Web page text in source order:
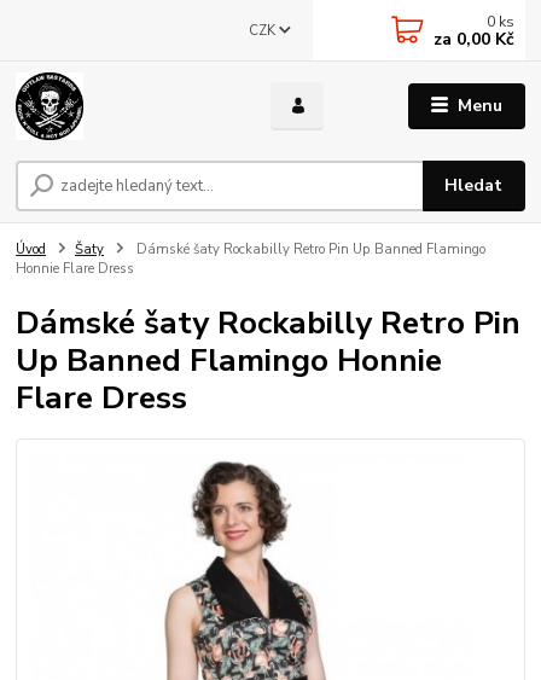
Menu
CZK
Hledat
0 ks
za 0,00 Kč
Úvod Šaty
Dámské šaty Rockabilly Retro Pin Up Banned Flamingo
Honnie Flare Dress
Dámské šaty Rockabilly Retro Pin
Up Banned Flamingo Honnie
Flare Dress